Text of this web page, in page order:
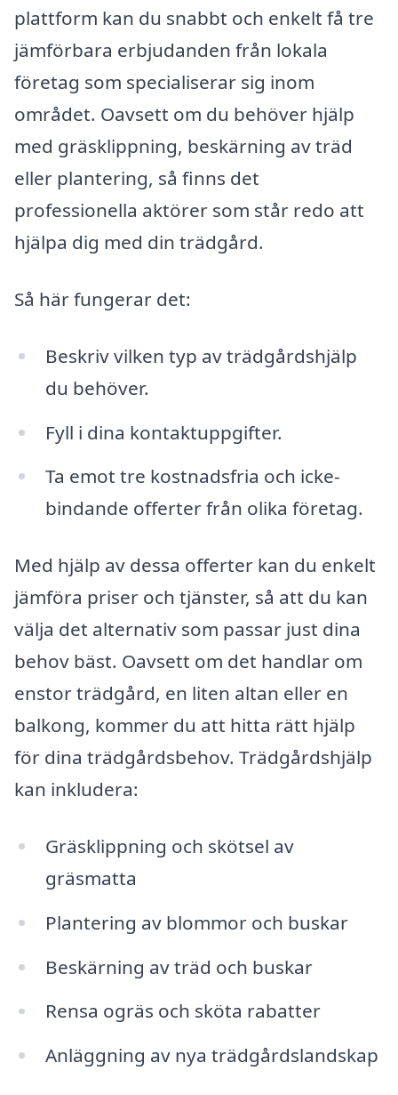
plattform kan du snabbt och enkelt få tre
jämförbara erbjudanden från lokala
företag som specialiserar sig inom
området. Oavsett om du behöver hjälp
med gräsklippning, beskärning av träd
eller plantering, så finns det
professionella aktörer som står redo att
hjälpa dig med din trädgård.
Så här fungerar det:
Beskriv vilken typ av trädgårdshjälp
du behöver.
Fyll i dina kontaktuppgifter.
Ta emot tre kostnadsfria och icke-
bindande offerter från olika företag.
Med hjälp av dessa offerter kan du enkelt
jämföra priser och tjänster, så att du kan
välja det alternativ som passar just dina
behov bäst. Oavsett om det handlar om
enstor trädgård, en liten altan eller en
balkong, kommer du att hitta rätt hjälp
för dina trädgårdsbehov. Trädgårdshjälp
kan inkludera:
Gräsklippning och skötsel av
gräsmatta
Plantering av blommor och buskar
Beskärning av träd och buskar
Rensa ogräs och sköta rabatter
Anläggning av nya trädgårdslandskap